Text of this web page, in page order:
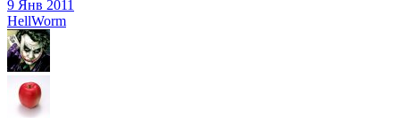
9 Янв 2011
HellWorm